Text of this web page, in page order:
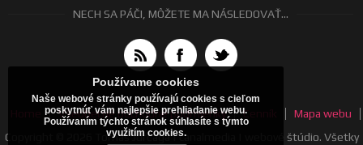
NECH SA PÁČI, MÔŽETE MA NÁSLEDOVAŤ...
Všeobecné obchodné podmienky Cenník
Mapa webu
Copyright © 2026 Tomáš Jurčaga | canalmedia | webové štúdio. Všetky
Používame cookies
Naše webové stránky používajú cookies s cieľom
poskytnúť vám najlepšie prehliadanie webu.
Používaním týchto stránok súhlasíte s týmto
využitím cookies.